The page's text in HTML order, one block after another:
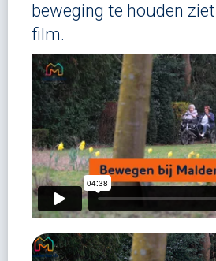
beweging te houden
film.